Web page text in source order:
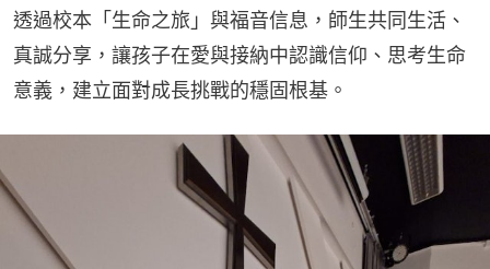
透過校本「生命之旅」與福音信息，師生共同生活、
真誠分享，讓孩子在愛與接納中認識信仰、思考生命
意義，建立面對成長挑戰的穩固根基。